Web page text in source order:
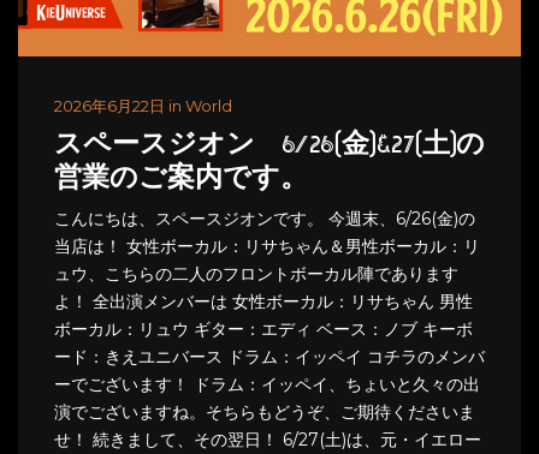
2026年6月22日 in World
スペースジオン 6/26(金)&27(土)の
営業のご案内です。
こんにちは、スペースジオンです。 今週末、6/26(金)の
当店は！ 女性ボーカル：リサちゃん＆男性ボーカル：リ
ュウ、こちらの二人のフロントボーカル陣であります
よ！ 全出演メンバーは 女性ボーカル：リサちゃん 男性
ボーカル：リュウ ギター：エディ ベース：ノブ キーボ
ード：きえユニバース ドラム：イッペイ コチラのメンバ
ーでございます！ ドラム：イッペイ、ちょいと久々の出
演でございますね。そちらもどうぞ、ご期待くださいま
せ！ 続きまして、その翌日！ 6/27(土)は、元・イエロー